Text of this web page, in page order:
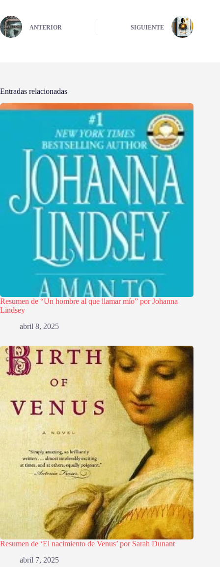
ANTERIOR SIGUIENTE
Entradas relacionadas
Resumen de “Un hombre al que llamar mío” por Johanna
Lindsey
abril 8, 2025
Resumen de ‘El nacimiento de Venus’ por Sarah Dunant
abril 7, 2025